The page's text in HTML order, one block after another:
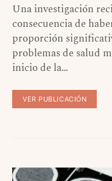
Una investigación
consecuencia de
proporción
problemas de salud
inicio de la…
VER PUBLICACIÓN